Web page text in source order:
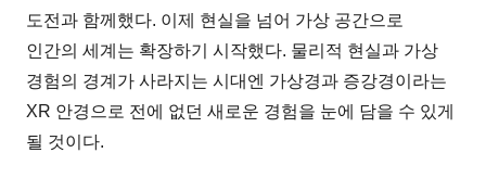
도전과 함께했다. 이제 현실을 넘어 가상 공간으로
인간의 세계는 확장하기 시작했다. 물리적 현실과 가상
경험의 경계가 사라지는 시대엔 가상경과 증강경이라는
XR 안경으로 전에 없던 새로운 경험을 눈에 담을 수 있게
될 것이다.